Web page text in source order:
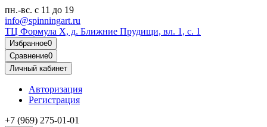
пн.-вс. с 11 до 19
info@spinningart.ru
ТЦ Формула X, д. Ближние Прудищи, вл. 1, с. 1
Избранное0
Сравнение0
Личный кабинет
Авторизация
Регистрация
+7 (969) 275-01-01